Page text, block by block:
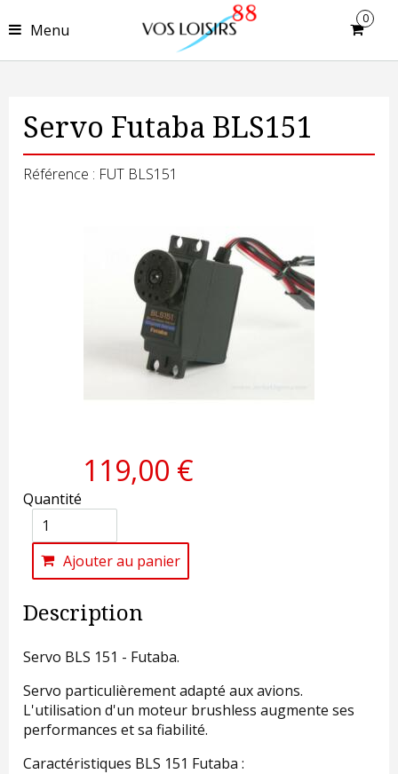
Menu
0
Servo Futaba BLS151
Référence : FUT BLS151
119,00 €
Quantité
Ajouter au panier
Description
Servo BLS 151 - Futaba.
Servo particulièrement adapté aux avions.
L'utilisation d'un moteur brushless augmente ses
performances et sa fiabilité.
Caractéristiques BLS 151 Futaba :